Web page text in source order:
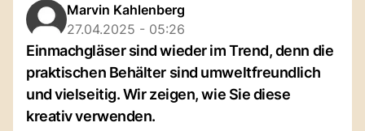
Marvin Kahlenberg
27.04.2025 - 05:26
Einmachgläser sind wieder im Trend, denn die
praktischen Behälter sind umweltfreundlich
und vielseitig. Wir zeigen, wie Sie diese
kreativ verwenden.